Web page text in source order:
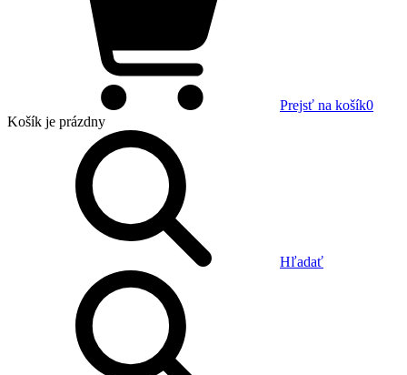
Prejsť na košík0
Košík je prázdny
Hľadať